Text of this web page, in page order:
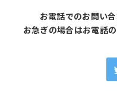
お電話でのお問い
お急ぎの場合はお電話